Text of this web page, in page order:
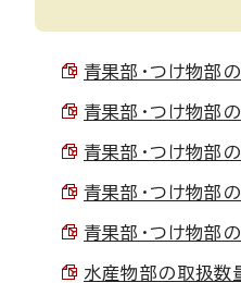
青果部・つけ物部
青果部・つけ物部
青果部・つけ物部
青果部・つけ物部
青果部・つけ物部
水産物部の取扱数